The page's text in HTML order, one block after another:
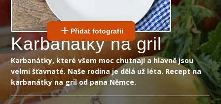
Přidat fotografii
Karbanátky na gril
Karbanátky, které všem moc chutnají a hlavně jsou
velmi šťavnaté. Naše rodina je dělá už léta. Recept na
karbanátky na gril od pana Němce.